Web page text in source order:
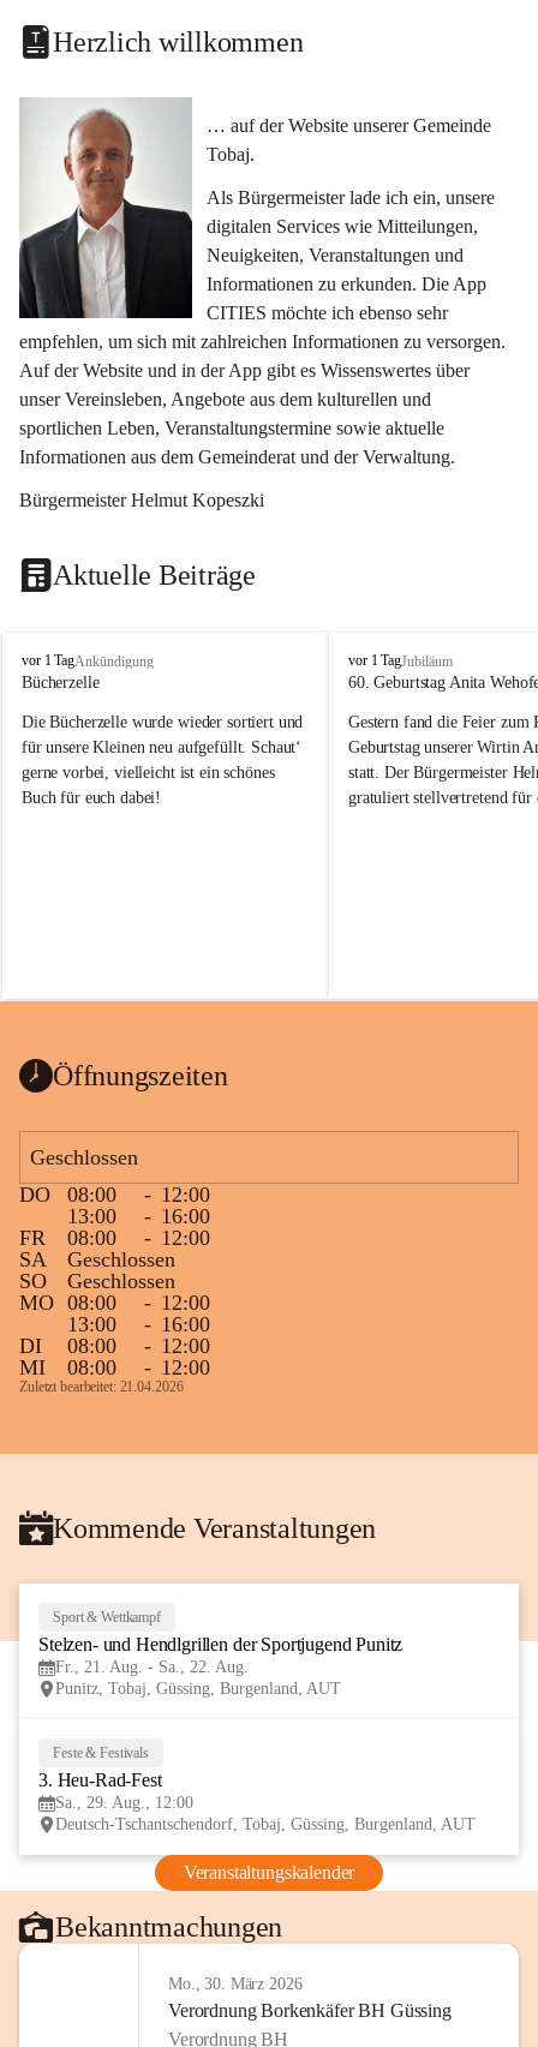
Herzlich willkommen
… auf der Website unserer Gemeinde
Tobaj.
Als Bürgermeister lade ich ein, unsere
digitalen Services wie Mitteilungen,
Neuigkeiten, Veranstaltungen und
Informationen zu erkunden. Die App
CITIES möchte ich ebenso sehr
empfehlen, um sich mit zahlreichen Informationen zu versorgen.
Auf der Website und in der App gibt es Wissenswertes über
unser Vereinsleben, Angebote aus dem kulturellen und
sportlichen Leben, Veranstaltungstermine sowie aktuelle
Informationen aus dem Gemeinderat und der Verwaltung.
Bürgermeister Helmut Kopeszki
Aktuelle Beiträge
T
o
a
j
vor 1 TagAnkündigung
Bücherzelle
Die Bücherzelle wurde wieder sortiert und
für unsere Kleinen neu aufgefüllt. Schaut‘
gerne vorbei, vielleicht ist ein schönes
Buch für euch dabei!
Wanduhr (!) benutzt und musste
Das Gemeindeamt freut sich sehr über die
Spende >lesenswerter< Bücher und
vorsortiert in die Bücherzelle eingeräumt
werden können.
Gleichzeitig möchten wir uns bei all Jenen
sehr herzlich bedanken, die bereits viele
tolle Bücher spendiert haben.
T
o
a
j
vor 1 TagJubiläum
60. Geburtstag Anita
Gestern fand die Feier zum
Geburtstag unserer Wirtin
statt. Der Bürgermeister
gratuliert stellvertretend für
Gesundheit, Gelassenheit
Öffnungszeiten
Geschlossen
DO
08:00 - 12:00
13:00
- 16:00
FR
08:00 - 12:00
SA
Geschlossen
SO
Geschlossen
MO 08:00 - 12:00
13:00
- 16:00
DI
08:00 - 12:00
MI
08:00 - 12:00
Zuletzt bearbeitet: 21.04.2026
Kommende Veranstaltungen
Sport & Wettkampf
Stelzen- und Hendlgrillen der Sportjugend Punitz
Fr., 21. Aug. - Sa., 22. Aug.
Punitz, Tobaj, Güssing, Burgenland, AUT
Feste & Festivals
3. Heu-Rad-Fest
Sa., 29. Aug., 12:00
Deutsch-Tschantschendorf, Tobaj, Güssing, Burgenland, AUT
Veranstaltungskalender
Bekanntmachungen
Mo., 30. März 2026
Verordnung Borkenkäfer BH Güssing
Verordnung BH